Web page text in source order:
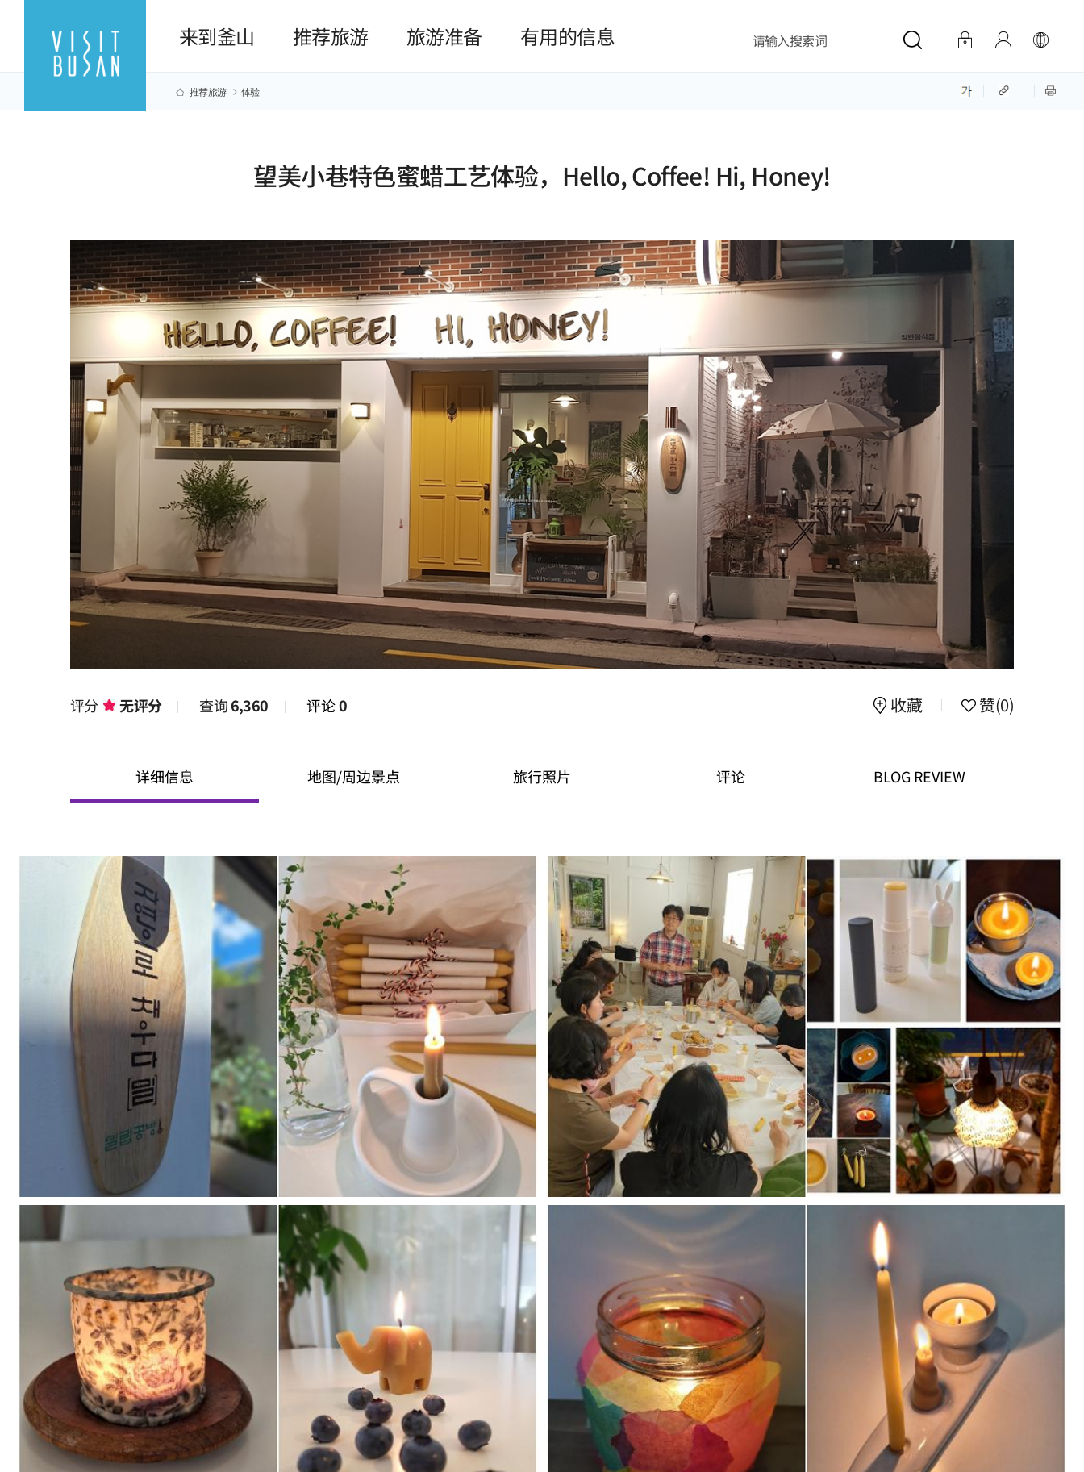
来到釜山 推荐旅游 旅游准备 有用的信息 请输入搜索词
推荐旅游 体验
望美小巷特色蜜蜡工艺体验，Hello, Coffee! Hi, Honey!
评分 无评分 查询6,360 评论0 收藏 赞(0)
详细信息 地图/周边景点 旅行照片 评论 BLOG REVIEW